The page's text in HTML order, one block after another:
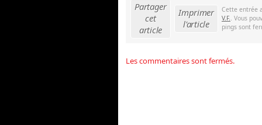
Partager
cet
article
Imprimer
l'article
Cette entrée
V.F.. Vous
pings sont
Les commentaires sont fermés.